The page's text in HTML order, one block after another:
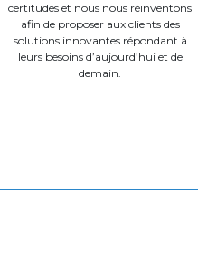
certitudes et nous nous réinventons
afin de proposer aux clients des
solutions innovantes répondant à
leurs besoins d’aujourd’hui et de
demain.